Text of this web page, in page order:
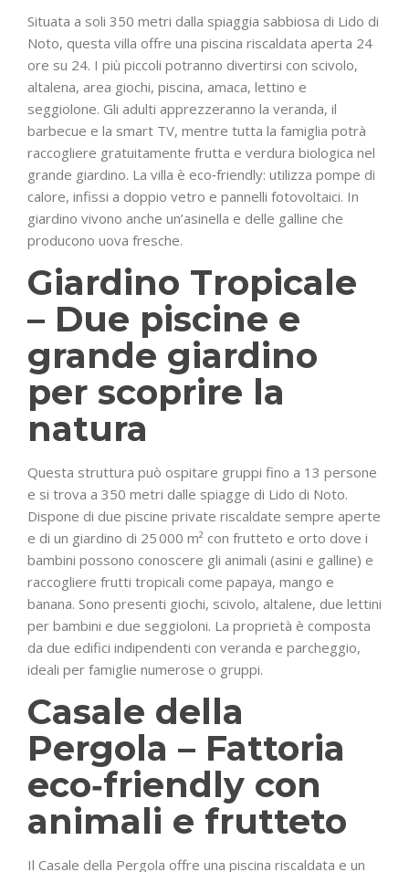
Situata a soli 350 metri dalla spiaggia sabbiosa di Lido di
Noto, questa villa offre una piscina riscaldata aperta 24
ore su 24. I più piccoli potranno divertirsi con scivolo,
altalena, area giochi, piscina, amaca, lettino e
seggiolone. Gli adulti apprezzeranno la veranda, il
barbecue e la smart TV, mentre tutta la famiglia potrà
raccogliere gratuitamente frutta e verdura biologica nel
grande giardino. La villa è eco‑friendly: utilizza pompe di
calore, infissi a doppio vetro e pannelli fotovoltaici. In
giardino vivono anche un’asinella e delle galline che
producono uova fresche.
Giardino Tropicale
– Due piscine e
grande giardino
per scoprire la
natura
Questa struttura può ospitare gruppi fino a 13 persone
e si trova a 350 metri dalle spiagge di Lido di Noto.
Dispone di due piscine private riscaldate sempre aperte
e di un giardino di 25 000 m² con frutteto e orto dove i
bambini possono conoscere gli animali (asini e galline) e
raccogliere frutti tropicali come papaya, mango e
banana. Sono presenti giochi, scivolo, altalene, due lettini
per bambini e due seggioloni. La proprietà è composta
da due edifici indipendenti con veranda e parcheggio,
ideali per famiglie numerose o gruppi.
Casale della
Pergola – Fattoria
eco‑friendly con
animali e frutteto
Il Casale della Pergola offre una piscina riscaldata e un